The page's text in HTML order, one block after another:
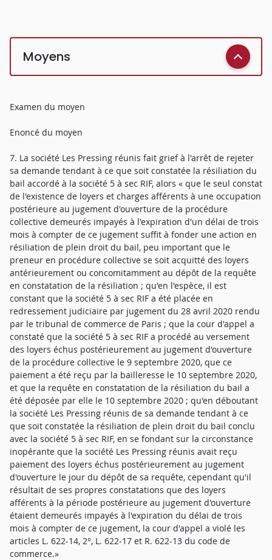
Moyens
Examen du moyen
Enoncé du moyen
7. La société Les Pressing réunis fait grief à l'arrêt de rejeter
sa demande tendant à ce que soit constatée la résiliation du
bail accordé à la société 5 à sec RIF, alors « que le seul constat
de l'existence de loyers et charges afférents à une occupation
postérieure au jugement d'ouverture de la procédure
collective demeurés impayés à l'expiration d'un délai de trois
mois à compter de ce jugement suffit à fonder une action en
résiliation de plein droit du bail, peu important que le
preneur en procédure collective se soit acquitté des loyers
antérieurement ou concomitamment au dépôt de la requête
en constatation de la résiliation ; qu'en l'espèce, il est
constant que la société 5 à sec RIF a été placée en
redressement judiciaire par jugement du 28 avril 2020 rendu
par le tribunal de commerce de Paris ; que la cour d'appel a
constaté que la société 5 à sec RIF a procédé au versement
des loyers échus postérieurement au jugement d'ouverture
de la procédure collective le 9 septembre 2020, que ce
paiement a été reçu par la bailleresse le 10 septembre 2020,
et que la requête en constatation de la résiliation du bail a
été déposée par elle le 10 septembre 2020 ; qu'en déboutant
la société Les Pressing réunis de sa demande tendant à ce
que soit constatée la résiliation de plein droit du bail conclu
avec la société 5 à sec RIF, en se fondant sur la circonstance
inopérante que la société Les Pressing réunis avait reçu
paiement des loyers échus postérieurement au jugement
d'ouverture le jour du dépôt de sa requête, cependant qu'il
résultait de ses propres constatations que des loyers
afférents à la période postérieure au jugement d'ouverture
étaient demeurés impayés à l'expiration du délai de trois
mois à compter de ce jugement, la cour d'appel a violé les
articles L. 622-14, 2°, L. 622-17 et R. 622-13 du code de
commerce.»